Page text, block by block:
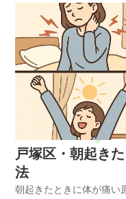
戸塚区・朝起き
法
朝起きたときに体が痛い